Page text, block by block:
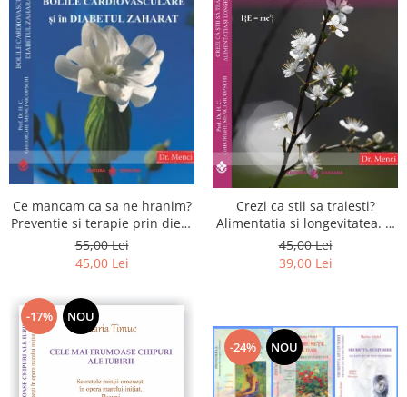
Ce mancam ca sa ne hranim?
Preventie si terapie prin dieta
in bolile cardiovasculare si in
diabetul zaharat
55,00 Lei
45,00 Lei
Crezi ca stii sa traiesti?
Alimentatia si longevitatea. O
noua abordare holistica
45,00 Lei
39,00 Lei
-17% NOU
-24% NOU